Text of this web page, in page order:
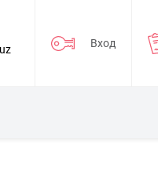
Вход